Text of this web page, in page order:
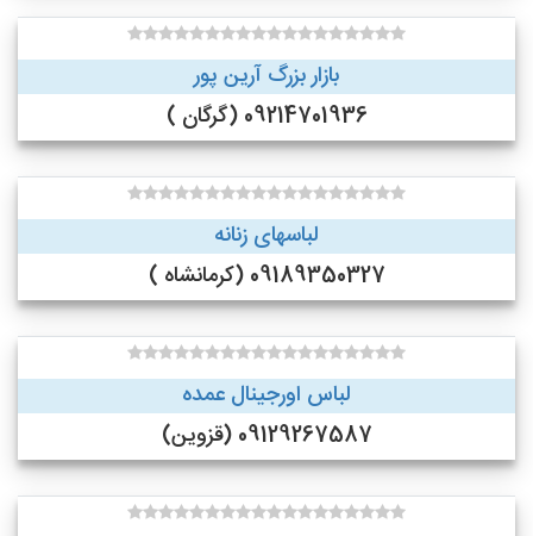
بازار بزرگ آرین پور
09214701936 (گرگان )
لباسهای زنانه
09189350327 (کرمانشاه )
لباس اورجینال عمده
09129267587 (قزوین)